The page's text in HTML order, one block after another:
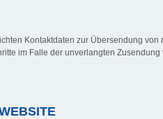
Kontaktdaten zur Übersendung
im Falle der unverlangten